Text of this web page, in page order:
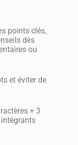
points clés,
dès
ou
et éviter de
+ 3